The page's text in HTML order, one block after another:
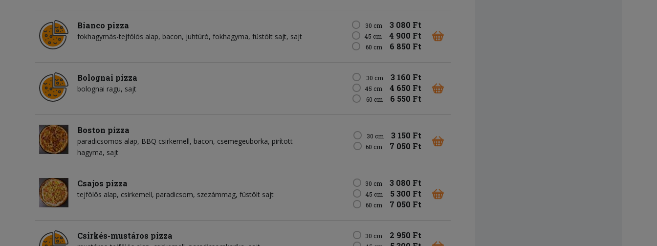
Bianco pizza
fokhagymás-tejfölös alap bacon juhtúró fokhagyma füstölt sajt sajt
30 cm 3 080 Ft
45 cm 4 900 Ft
60 cm 6 850 Ft
Bolognai pizza
bolognai ragu sajt
30 cm 3 160 Ft
45 cm 4 650 Ft
60 cm 6 550 Ft
Boston pizza
paradicsomos alap BBQ csirkemell bacon csemegeuborka pirított
hagyma sajt
30 cm 3 150 Ft
60 cm 7 050 Ft
Csajos pizza
tejfölös alap csirkemell paradicsom szezámmag füstölt sajt
30 cm 3 080 Ft
45 cm 5 300 Ft
60 cm 7 050 Ft
Csirkés-mustáros pizza 30 cm 2 950 Ft